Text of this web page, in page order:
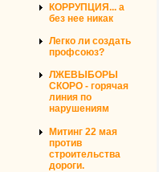
КОРРУПЦИЯ... а
без нее никак
Легко ли создать
профсоюз?
ЛЖЕВЫБОРЫ
СКОРО - горячая
линия по
нарушениям
Митинг 22 мая
против
строительства
дороги.